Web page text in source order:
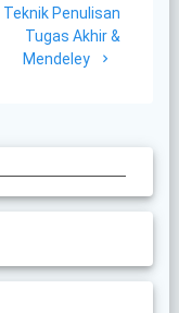
Next
post:
Teknik Penulisan
Tugas Akhir &
Mendeley